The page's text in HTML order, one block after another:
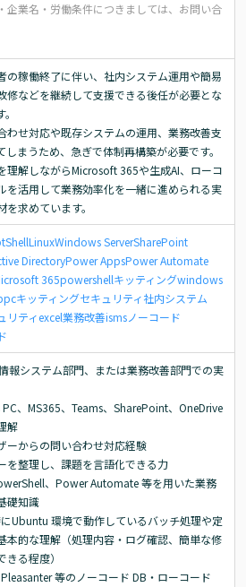
企業名・労働条件につきましては、お問い合
の稼働終了に伴い、社内システム運用や簡易
修などを継続して支援できる後任が必要とな
わせ対応や既存システムの運用、業務改善支
しまうため、急ぎで体制再構築が必要です。
理解しながらMicrosoft 365や生成AI、ローコ
を活用して業務効率化を一緒に進められる実
を求めています。
ShellLinuxWindows ServerSharePoint
DirectoryPower AppsPower Automate
365powershellキッティングwindows
pcキッティングセキュリティ社内システム
リティexcel業務改善ismsノーコード
報システム部門、または業務改善部門での実
、MS365、Teams、SharePoint、OneDrive
解
ーからの問い合わせ対応経験
を整理し、課題を言語化できる力
、Power Automate 等を用いた業務
礎知識
Ubuntu 環境で動作しているバッチ処理や定
本的な理解（処理内容・ログ確認、簡単な修
きる程度）
等のノーコード DB・ローコード